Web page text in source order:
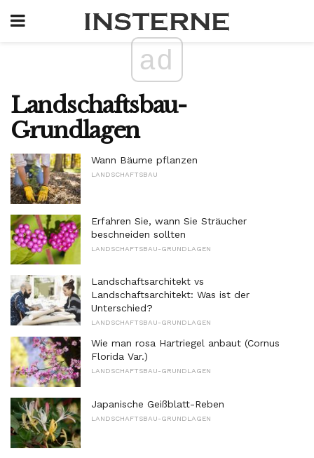
ad
Landschaftsbau-
Grundlagen
Wann Bäume pflanzen
LANDSCHAFTSBAU
Erfahren Sie, wann Sie Sträucher
beschneiden sollten
LANDSCHAFTSBAU-GRUNDLAGEN
Landschaftsarchitekt vs
Landschaftsarchitekt: Was ist der
Unterschied?
LANDSCHAFTSBAU-GRUNDLAGEN
Wie man rosa Hartriegel anbaut (Cornus
Florida Var.)
LANDSCHAFTSBAU-GRUNDLAGEN
Japanische Geißblatt-Reben
LANDSCHAFTSBAU-GRUNDLAGEN